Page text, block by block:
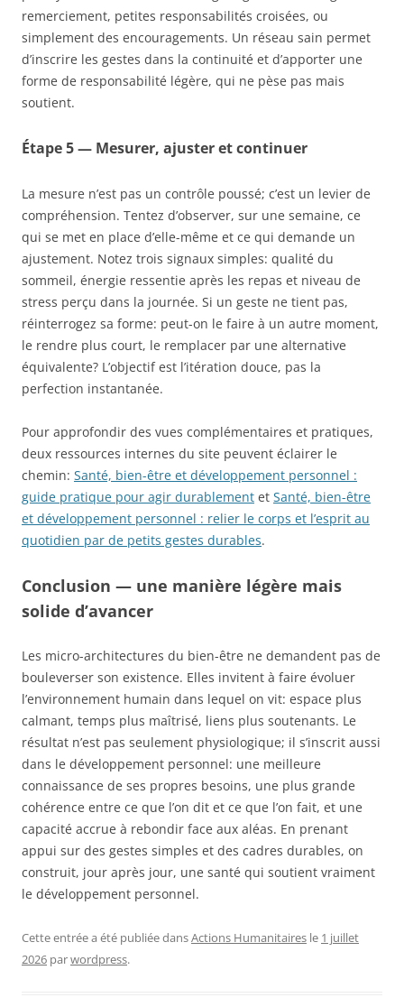
remerciement, petites responsabilités croisées, ou
simplement des encouragements. Un réseau sain permet
d’inscrire les gestes dans la continuité et d’apporter une
forme de responsabilité légère, qui ne pèse pas mais
soutient.
Étape 5 — Mesurer, ajuster et continuer
La mesure n’est pas un contrôle poussé; c’est un levier de
compréhension. Tentez d’observer, sur une semaine, ce
qui se met en place d’elle-même et ce qui demande un
ajustement. Notez trois signaux simples: qualité du
sommeil, énergie ressentie après les repas et niveau de
stress perçu dans la journée. Si un geste ne tient pas,
réinterrogez sa forme: peut-on le faire à un autre moment,
le rendre plus court, le remplacer par une alternative
équivalente? L’objectif est l’itération douce, pas la
perfection instantanée.
Pour approfondir des vues complémentaires et pratiques,
deux ressources internes du site peuvent éclairer le
chemin: Santé, bien-être et développement personnel :
guide pratique pour agir durablement et Santé, bien-être
et développement personnel : relier le corps et l’esprit au
quotidien par de petits gestes durables.
Conclusion — une manière légère mais
solide d’avancer
Les micro-architectures du bien-être ne demandent pas de
bouleverser son existence. Elles invitent à faire évoluer
l’environnement humain dans lequel on vit: espace plus
calmant, temps plus maîtrisé, liens plus soutenants. Le
résultat n’est pas seulement physiologique; il s’inscrit aussi
dans le développement personnel: une meilleure
connaissance de ses propres besoins, une plus grande
cohérence entre ce que l’on dit et ce que l’on fait, et une
capacité accrue à rebondir face aux aléas. En prenant
appui sur des gestes simples et des cadres durables, on
construit, jour après jour, une santé qui soutient vraiment
le développement personnel.
Cette entrée a été publiée dansActions Humanitaires le 1 juillet
2026 parwordpress.